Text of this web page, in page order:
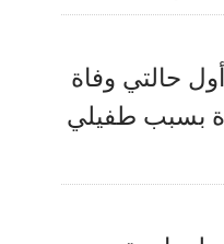
حالتي وفاة
بسبب طفيلي